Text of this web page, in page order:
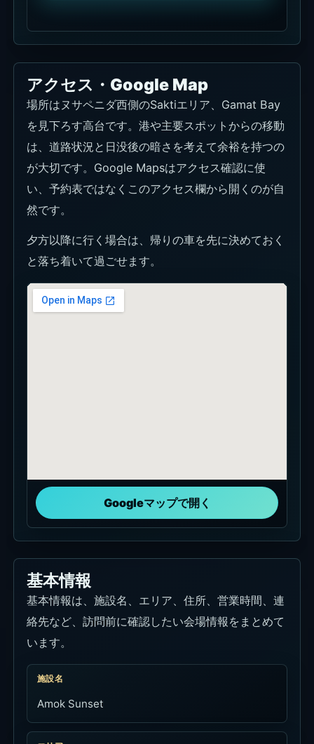
アクセス・Google Map
場所はヌサペニダ西側のSaktiエリア、Gamat Bay
を見下ろす高台です。港や主要スポットからの移動
は、道路状況と日没後の暗さを考えて余裕を持つの
が大切です。Google Mapsはアクセス確認に使
い、予約表ではなくこのアクセス欄から開くのが自
然です。
夕方以降に行く場合は、帰りの車を先に決めておく
と落ち着いて過ごせます。
Googleマップで開く
基本情報
基本情報は、施設名、エリア、住所、営業時間、連
絡先など、訪問前に確認したい会場情報をまとめて
います。
施設名
Amok Sunset